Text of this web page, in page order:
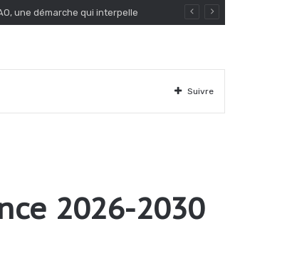
une démarche qui interpelle
Suivre
2026-2030